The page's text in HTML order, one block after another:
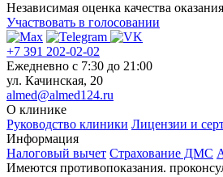
Независимая оценка качества
Участвовать в голосовании
+7 391 202-02-02
Ежедневно c 7:30 до 21:00
ул. Качинская, 20
almed@almed124.ru
О клинике
Руководство клиники Лицензии и
Информация
Налоговый вычет Страхование ДМС
Имеются противопоказания.